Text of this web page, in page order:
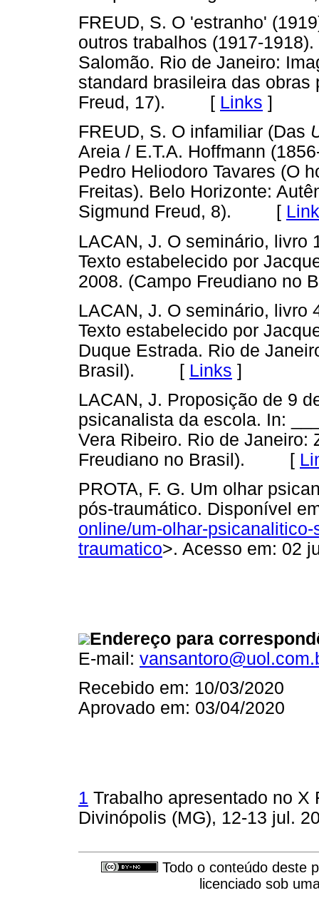
FREUD, S. O 'estranho'
outros trabalhos (1917-
Salomão. Rio de Janeiro:
standard brasileira das
Freud, 17). [ Links ]
FREUD, S. O infamiliar (Das
Areia / E.T.A. Hoffmann
Pedro Heliodoro Tavares (O
Freitas). Belo Horizonte:
Sigmund Freud, 8). [
LACAN, J. O seminário, livro
Texto estabelecido por
2008. (Campo Freudiano
LACAN, J. O seminário, livro
Texto estabelecido por
Duque Estrada. Rio de
Brasil). [ Links ]
LACAN, J. Proposição de 9
psicanalista da escola. In:
Vera Ribeiro. Rio de Janeiro:
Freudiano no Brasil). [
PROTA, F. G. Um olhar
pós-traumático. Disponível
online/um-olhar-
traumatico>. Acesso em:
Endereço para
E-mail:
Recebido em: 10/03/2020
Aprovado em: 03/04/2020
1 Trabalho apresentado no
Divinópolis (MG), 12-13 jul.
Todo o conteúdo deste
licenciado sob